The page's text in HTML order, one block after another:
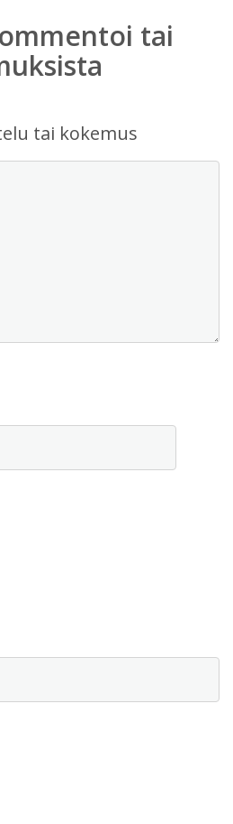
tai
tai kokemus